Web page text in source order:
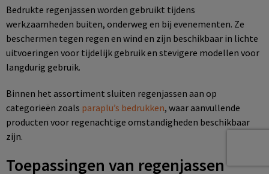
Bedrukte regenjassen worden gebruikt tijdens
werkzaamheden buiten, onderweg en bij evenementen. Ze
beschermen tegen regen en wind en zijn beschikbaar in lichte
uitvoeringen voor tijdelijk gebruik en stevigere modellen voor
langdurig gebruik.
Binnen het assortiment sluiten regenjassen aan op
categorieën zoals paraplu’s bedrukken, waar aanvullende
producten voor regenachtige omstandigheden beschikbaar
zijn.
Toepassingen van regenjassen